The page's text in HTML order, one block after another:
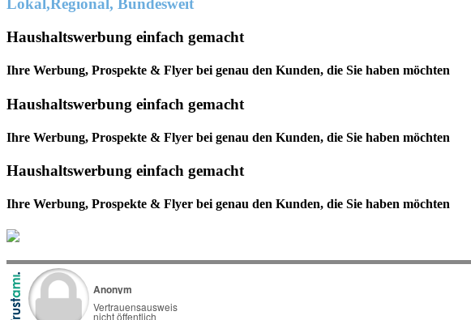
Lokal,Regional, Bundesweit
Haushaltswerbung einfach gemacht
Ihre Werbung, Prospekte & Flyer bei genau den Kunden, die Sie haben möchten
Haushaltswerbung einfach gemacht
Ihre Werbung, Prospekte & Flyer bei genau den Kunden, die Sie haben möchten
Haushaltswerbung einfach gemacht
Ihre Werbung, Prospekte & Flyer bei genau den Kunden, die Sie haben möchten